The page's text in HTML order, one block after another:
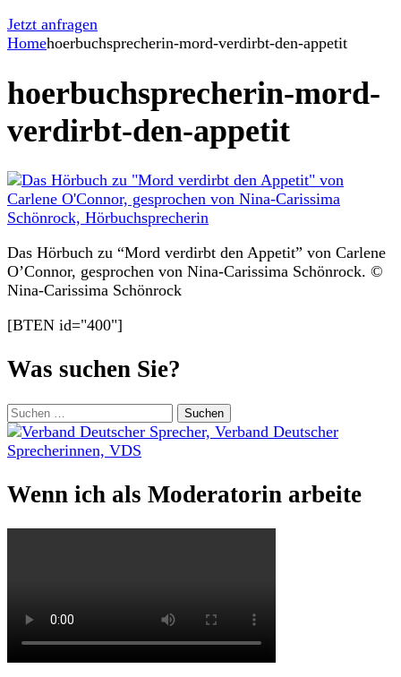
Jetzt anfragen
Homehoerbuchsprecherin-mord-verdirbt-den-appetit
hoerbuchsprecherin-mord-
verdirbt-den-appetit
Das Hörbuch zu “Mord verdirbt den Appetit” von Carlene
O’Connor, gesprochen von Nina-Carissima Schönrock. ©
Nina-Carissima Schönrock
[BTEN id="400"]
Was suchen Sie?
Suchen
nach:
Wenn ich als Moderatorin arbeite